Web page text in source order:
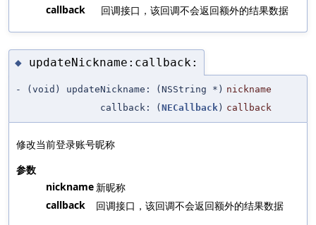
callback
回调接口，该回调不会返回额外的结果数据
◆ updateNickname:callback:
- (void) updateNickname: (NSString *) nickname
callback:
( NECallback ) callback
修改当前登录账号昵称
参数
nickname 新昵称
callback
回调接口，该回调不会返回额外的结果数据